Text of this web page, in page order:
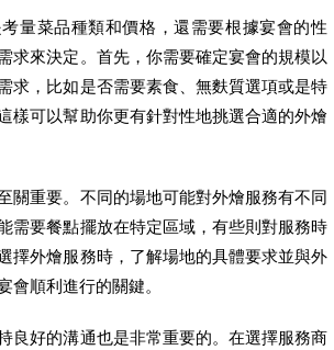
量菜品種類和價格，還需要根據宴會的性
求來決定。首先，你需要確定宴會的規模以
求，比如是否需要素食、無麩質選項或是特
樣可以幫助你更有針對性地挑選合適的外燴
關重要。不同的場地可能對外燴服務有不同
需要餐點擺放在特定區域，有些則對服務時
擇外燴服務時，了解場地的具體要求並與外
會順利進行的關鍵。
良好的溝通也是非常重要的。在選擇服務商